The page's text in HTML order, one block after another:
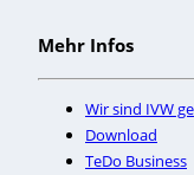
Mehr Infos
Wir sind IVW
Download
TeDo Business